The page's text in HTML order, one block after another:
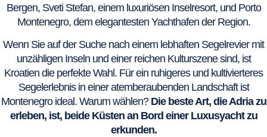
Bergen, Sveti Stefan, einem luxuriösen Inselresort, und Porto
Montenegro, dem elegantesten Yachthafen der Region.
Wenn Sie auf der Suche nach einem lebhaften Segelrevier mit
unzähligen Inseln und einer reichen Kulturszene sind, ist
Kroatien die perfekte Wahl. Für ein ruhigeres und kultivierteres
Segelerlebnis in einer atemberaubenden Landschaft ist
Montenegro ideal. Warum wählen?Die beste Art, die Adria zu
erleben, ist, beide Küsten an Bord einer Luxusyacht zu
erkunden.